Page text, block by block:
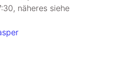
näheres siehe